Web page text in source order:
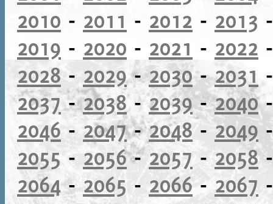
2010 - 2011 - 2012 - 2013
2019 - 2020 - 2021 - 2022
2028- 2029-2030-2031
2037-2038-2039-2040
2046 - 2047-2048 -2049
2055 - 2056-2057- 2058
2064-2065 - 2066- 2067